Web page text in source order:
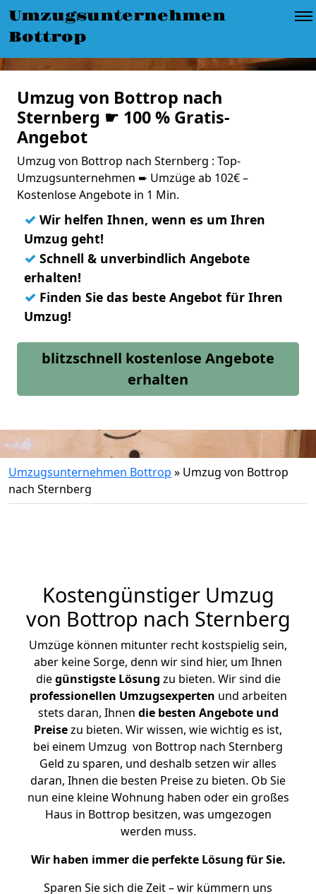
Umzugsunternehmen
Bottrop
Umzug von Bottrop nach
Sternberg ☛ 100 % Gratis-
Angebot
Umzug von Bottrop nach Sternberg : Top-
Umzugsunternehmen ➨ Umzüge ab 102€ –
Kostenlose Angebote in 1 Min.
✓ Wir helfen Ihnen, wenn es um Ihren
Umzug geht!
✓ Schnell & unverbindlich Angebote
erhalten!
✓ Finden Sie das beste Angebot für Ihren
Umzug!
blitzschnell kostenlose Angebote
erhalten
Umzugsunternehmen Bottrop » Umzug von Bottrop
nach Sternberg
Kostengünstiger Umzug
von Bottrop nach Sternberg
Umzüge können mitunter recht kostspielig sein,
aber keine Sorge, denn wir sind hier, um Ihnen
diegünstigste Lösung zu bieten. Wir sind die
professionellen Umzugsexperten und arbeiten
stets daran, Ihnen die besten Angebote und
Preisezu bieten. Wir wissen, wie wichtig es ist,
bei einem Umzug von Bottrop nach Sternberg
Geld zu sparen, und deshalb setzen wir alles
daran, Ihnen die besten Preise zu bieten. Ob Sie
nun eine kleine Wohnung haben oder ein großes
Haus in Bottrop besitzen, was umgezogen
werden muss.
Wir haben immer die perfekte Lösung für Sie.
Sparen Sie sich die Zeit – wir kümmern uns